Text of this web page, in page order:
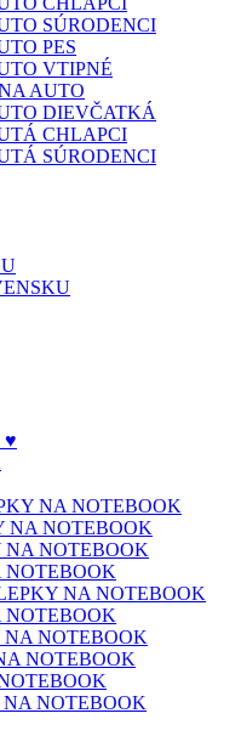
SÚRODENCI
PES
VTIPNÉ
AUTO
DIEVČATKÁ
CHLAPCI
SÚRODENCI
♥
NA NOTEBOOK
NA NOTEBOOK
NOTEBOOK
NA NOTEBOOK
NOTEBOOK
NOTEBOOK
NOTEBOOK